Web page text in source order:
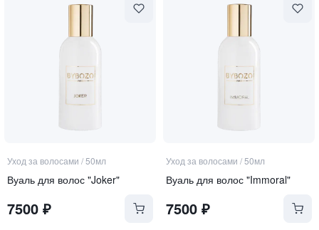
Уход за волосами /50мл
Вуаль для волос "Joker"
7500 ₽
Уход за волосами /50мл
Вуаль для волос "Immoral"
7500₽